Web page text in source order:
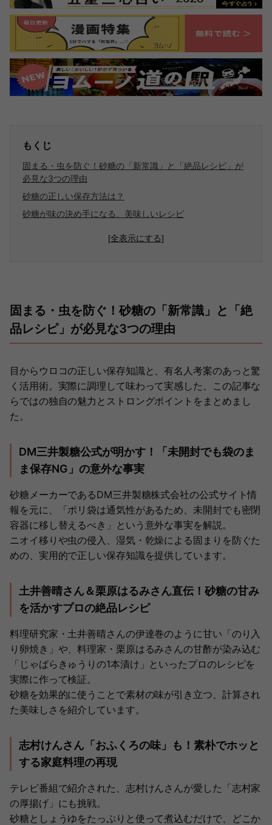
もくじ
固まる・虫を防ぐ！砂糖の「新常識」と「絶品レシピ」が
必見な3つの理由
砂糖の正しい保存方法は？
砂糖が味の決め手になる、美味しいレシピ
[全表示にする]
固まる・虫を防ぐ！砂糖の「新常識」と「絶
品レシピ」が必見な3つの理由
目からウロコの正しい保存知識と、有名人考案のあっと驚
く活用術。実際に調理して味わって実感した、この記事な
らではの独自の魅力とストロングポイントをまとめまし
た。
DM三井製糖公式が明かす！「未開封でも袋のま
ま保存NG」の意外な事実
砂糖メーカーであるDM三井製糖株式会社の公式サイト情
報を元に、「ポリ袋は通気性があるため、未開封でも密閉
容器に移し替えるべき」という意外な事実を解説。
ニオイ移りや虫の侵入、湿気・乾燥による固まりを防ぐた
めの、実用的で正しい保存知識を提供しています。
土井善晴さん＆栗原はるみさん直伝！砂糖の甘み
を活かすプロの絶品レシピ
料理研究家・土井善晴さんの伊達巻のように甘い「のり入
り卵焼き」や、料理家・栗原はるみさんの甘酢が染み込む
「じゃばらきゅうりの1本漬け」といったプロのレシピを
実際に作って検証。
砂糖を効果的に使うことで素材の味が引き立つ、計算され
た美味しさを紹介しています。
志村けんさん「おふくろの味」も！素朴でホッと
する家庭料理の再現
テレビ番組で紹介された、志村けんさんが愛した「志村家
の厚揚げ」にも挑戦。
砂糖としょうゆをたっぷりと使って煮込むだけで、どこか